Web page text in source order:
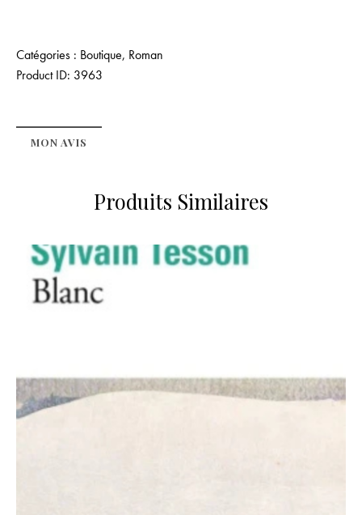
Catégories : Boutique, Roman
Product ID: 3963
MON AVIS
Produits Similaires